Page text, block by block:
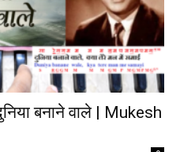
बनाने वाले | Mukesh